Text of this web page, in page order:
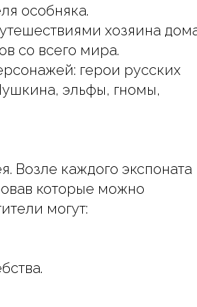
особняка.
хозяина
со всего мира.
герои русских
эльфы, гномы,
Возле каждого экспоната
которые можно
могут: